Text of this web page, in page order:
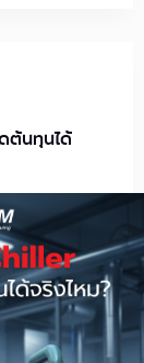
ต้นทุนได้